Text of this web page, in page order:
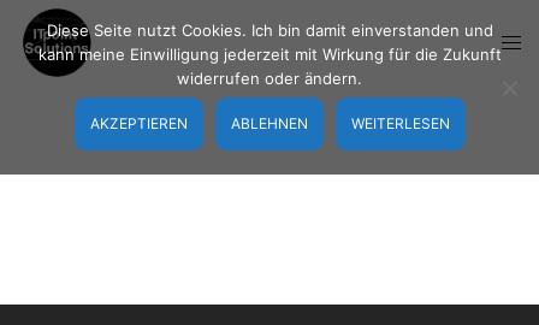
Inhalt
springen
Diese Seite nutzt Cookies. Ich bin damit einverstanden und
kann meine Einwilligung jederzeit mit Wirkung für die Zukunft
widerrufen oder ändern.
AKZEPTIEREN ABLEHNEN WEITERLESEN